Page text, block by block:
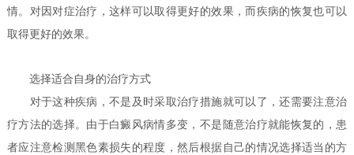
情。对因对症治疗，这样可以取得更好的效果，而疾病的恢复也可以
取得更好的效果。
选择适合自身的治疗方式
对于这种疾病，不是及时采取治疗措施就可以了，还需要注意治
疗方法的选择。由于白癜风病情多变，不是随意治疗就能恢复的，患
者应注意检测黑色素损失的程度，然后根据自己的情况选择适当的方